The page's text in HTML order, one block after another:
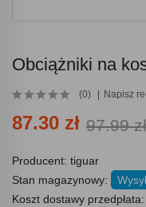
Obciążniki na
(0) Napisz
87.30 zł 97.99 zł
Producent: tiguar
Stan magazynowy:
Koszt dostawy przedpłata: